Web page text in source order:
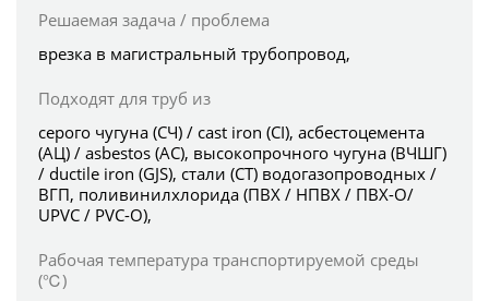
Решаемая задача / проблема
врезка в магистральный трубопровод,
Подходят для труб из
серого чугуна (СЧ) / cast iron (CI), асбестоцемента
(АЦ) / asbestos (AC), высокопрочного чугуна (ВЧШГ)
/ ductile iron (GJS), стали (СТ) водогазопроводных /
ВГП, поливинилхлорида (ПВХ / НПВХ / ПВХ-О/
UPVC / PVC-O),
Рабочая температура транспортируемой среды
(℃)